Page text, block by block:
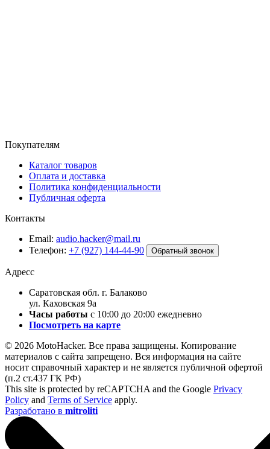
Покупателям
Каталог товаров
Оплата и доставка
Политика конфиденциальности
Публичная оферта
Контакты
Email: audio.hacker@mail.ru
Телефон: +7 (927) 144-44-90 Обратный звонок
Адресс
Саратовская обл. г. Балаково
ул. Каховская 9а
Часы работы с 10:00 до 20:00 ежедневно
Посмотреть на карте
© 2026 MotoHacker. Все права защищены. Копирование
материалов с сайта запрещено. Вся информация на сайте
носит справочный характер и не является публичной офертой
(п.2 ст.437 ГК РФ)
This site is protected by reCAPTCHA and the Google Privacy
Policy and Terms of Service apply.
Разработано в mitroliti